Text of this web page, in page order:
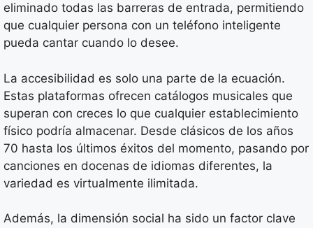
eliminado todas las barreras de entrada, permitiendo
que cualquier persona con un teléfono inteligente
pueda cantar cuando lo desee.
La accesibilidad es solo una parte de la ecuación.
Estas plataformas ofrecen catálogos musicales que
superan con creces lo que cualquier establecimiento
físico podría almacenar. Desde clásicos de los años
70 hasta los últimos éxitos del momento, pasando por
canciones en docenas de idiomas diferentes, la
variedad es virtualmente ilimitada.
Además, la dimensión social ha sido un factor clave